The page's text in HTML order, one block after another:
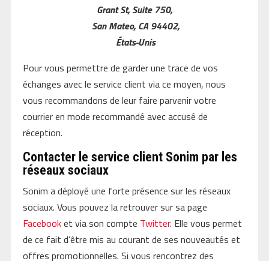
Grant St, Suite 750,
San Mateo, CA 94402,
États-Unis
Pour vous permettre de garder une trace de vos
échanges avec le service client via ce moyen, nous
vous recommandons de leur faire parvenir votre
courrier en mode recommandé avec accusé de
réception.
Contacter le service client Sonim par les
réseaux sociaux
Sonim a déployé une forte présence sur les réseaux
sociaux. Vous pouvez la retrouver sur sa page
Facebooket via son compte Twitter. Elle vous permet
de ce fait d’être mis au courant de ses nouveautés et
offres promotionnelles. Si vous rencontrez des